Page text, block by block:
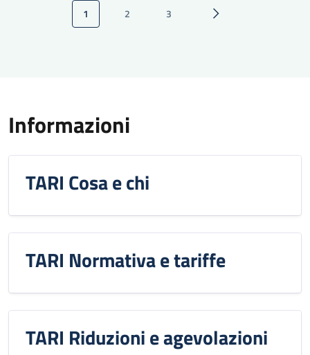
Pagina attuale
1 Pagina
2 Pagina
3 Pagina successiva
Informazioni
TARI Cosa e chi
TARI Normativa e tariffe
TARI Riduzioni e agevolazioni